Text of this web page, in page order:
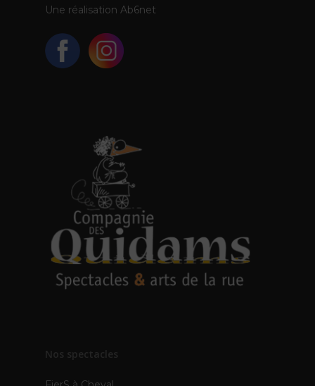
Une réalisation Ab6net
Nos spectacles